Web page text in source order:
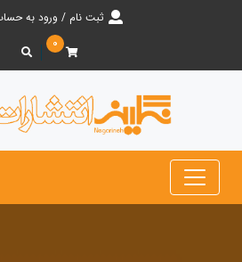
ثبت نام / ورود به
۰